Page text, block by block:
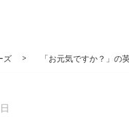
ズ 「お元気ですか？」